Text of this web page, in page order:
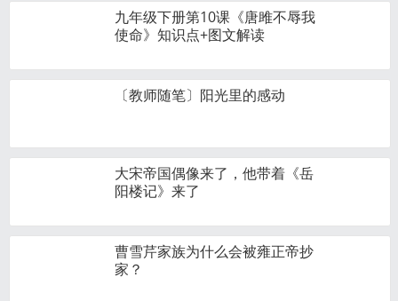
九年级下册第10课《唐雎不辱我
使命》知识点+图文解读
〔教师随笔〕阳光里的感动
大宋帝国偶像来了，他带着《岳
阳楼记》来了
曹雪芹家族为什么会被雍正帝抄
家？